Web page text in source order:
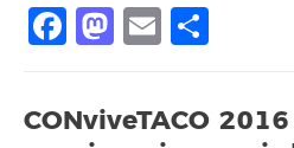
Facebook
Mastodon
Email
CONviveTACO